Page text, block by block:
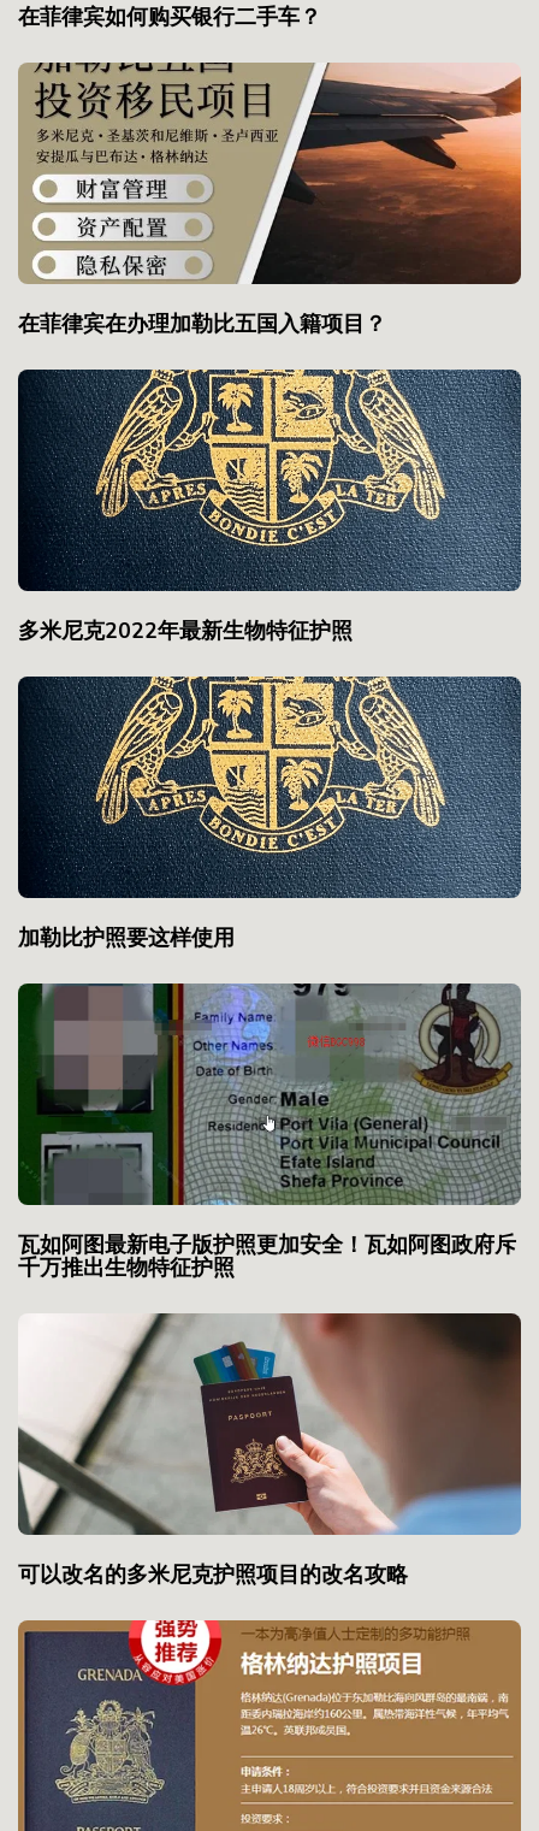
在菲律宾如何购买银行二手车？
在菲律宾在办理加勒比五国入籍项目？
多米尼克2022年最新生物特征护照
加勒比护照要这样使用
瓦如阿图最新电子版护照更加安全！瓦如阿图政府斥
千万推出生物特征护照
可以改名的多米尼克护照项目的改名攻略